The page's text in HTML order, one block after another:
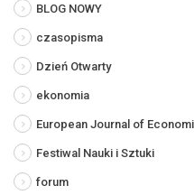
BLOG NOWY
czasopisma
Dzień Otwarty
ekonomia
European Journal of
Festiwal Nauki i Sztuki
forum